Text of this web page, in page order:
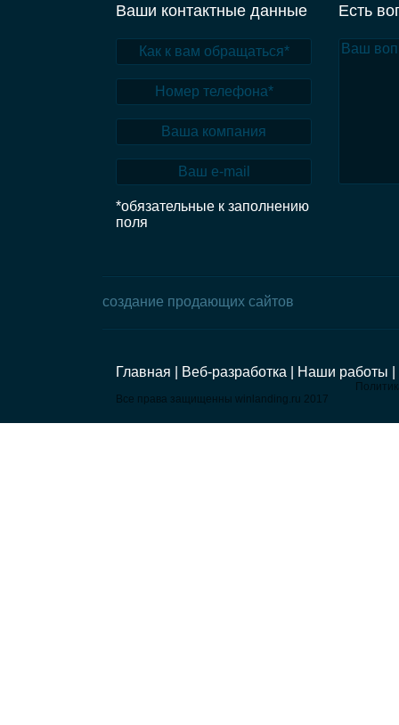
Ваши контактные данные
*обязательные к заполнению
поля
Есть
создание продающих сайтов
Главная | Веб-разработка | Наши работы |
Все права защищенны winlanding.ru 2017